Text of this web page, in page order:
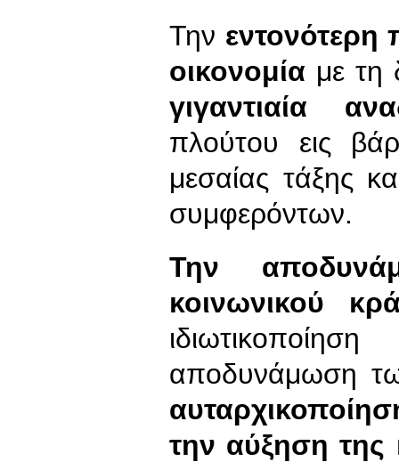
Την
οικονομία με
γιγαντιαία
πλούτου εις
μεσαίας τάξης
συμφερόντων.
Την
κοινωνικού
αποδυνάμωση
την αύξηση της